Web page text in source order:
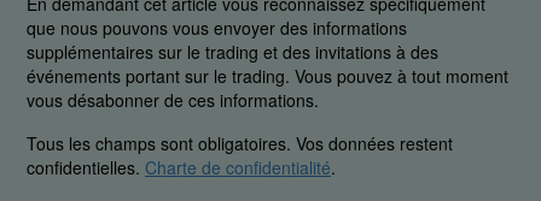
que nous pouvons vous envoyer des informations
supplémentaires sur le trading et des invitations à des
événements portant sur le trading. Vous pouvez à tout moment
vous désabonner de ces informations.
Tous les champs sont obligatoires. Vos données restent
confidentielles. Charte de confidentialité.